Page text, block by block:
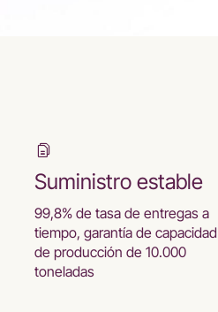
Suministro estable
99,8% de tasa de entregas a
tiempo, garantía de capacidad
de producción de 10.000
toneladas